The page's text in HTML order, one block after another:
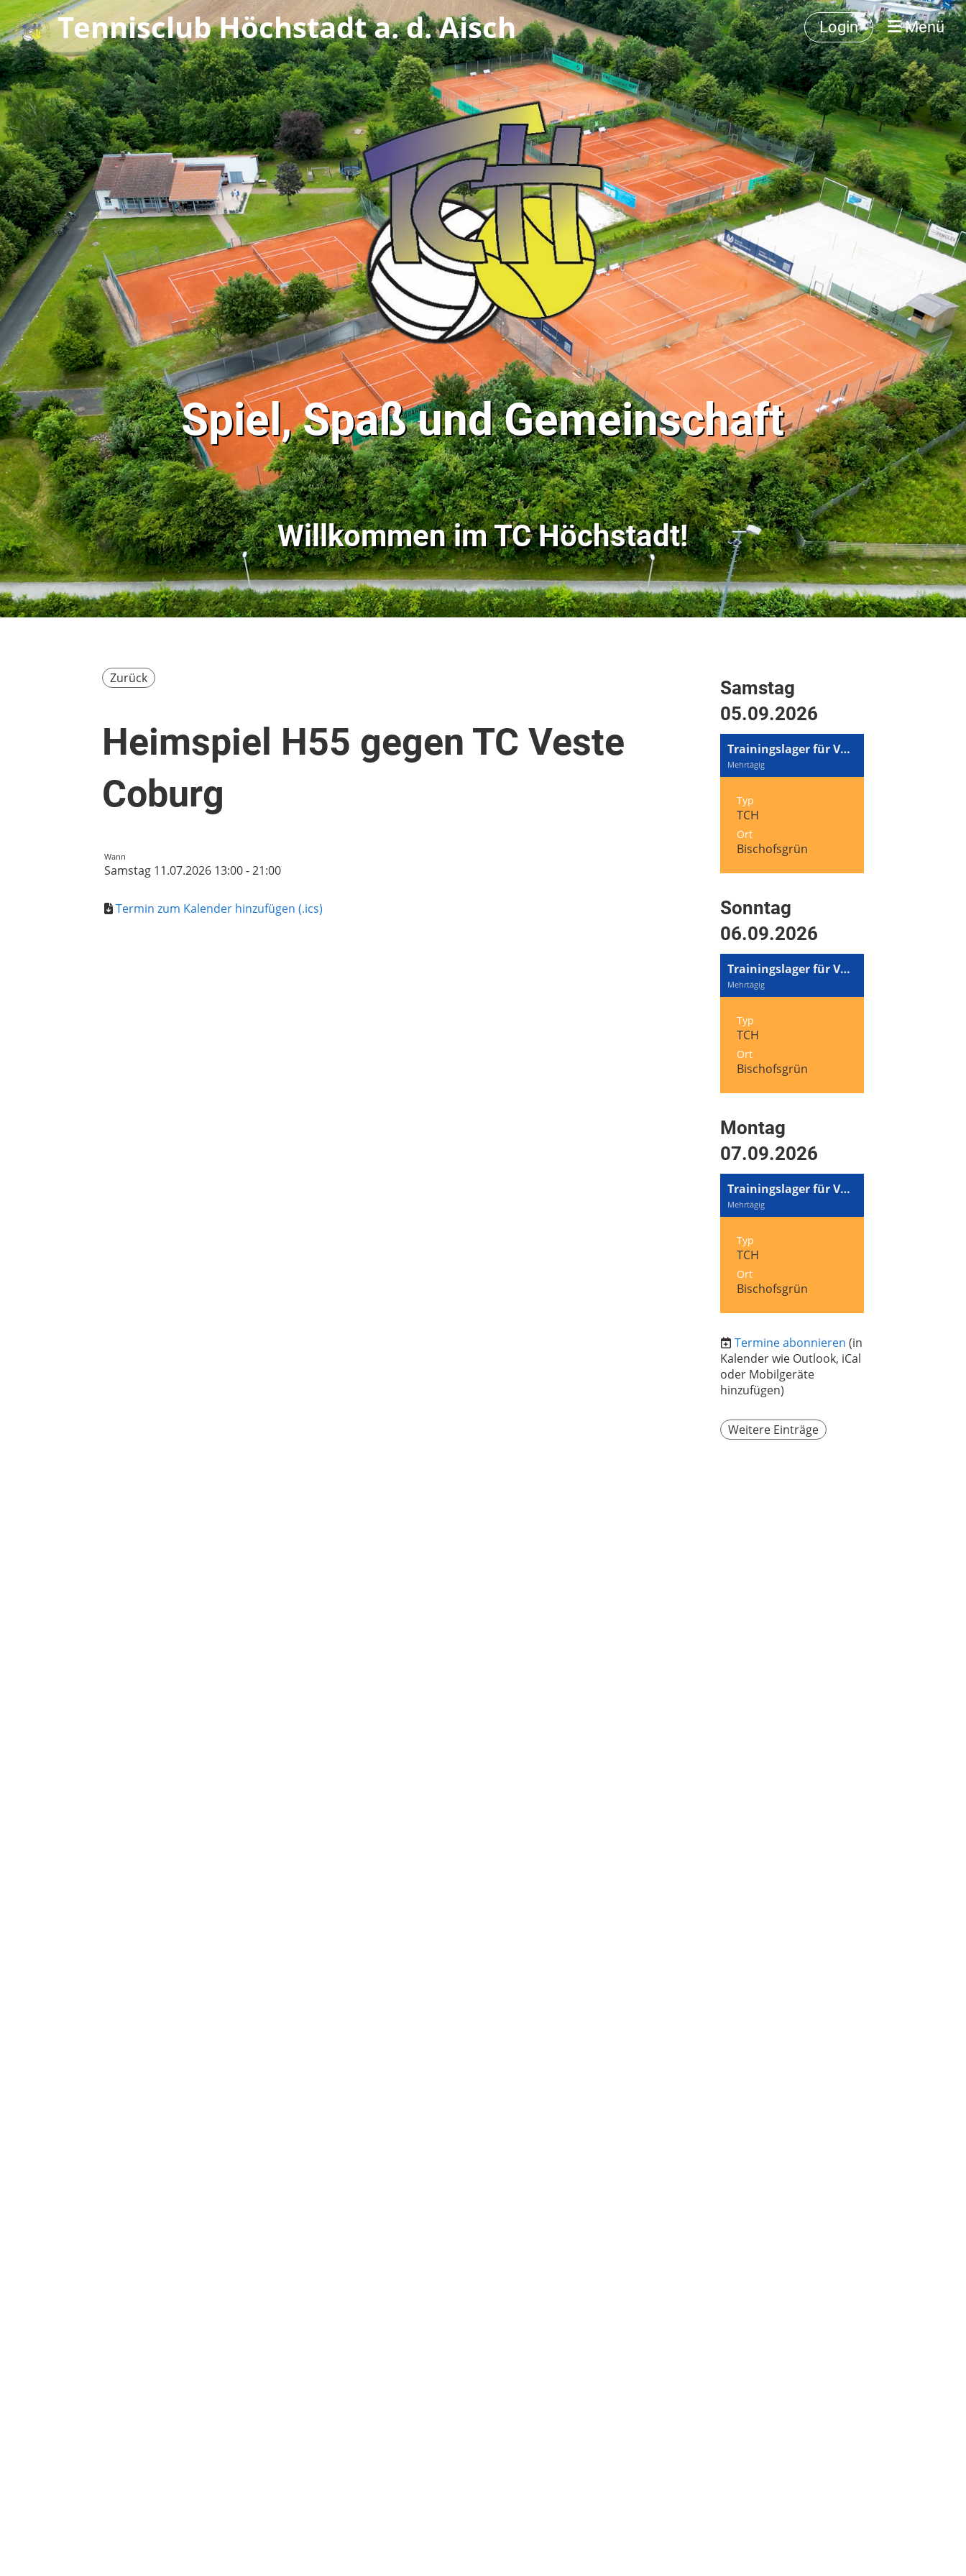
Tennisclub Höchstadt a. d. Aisch Login Menü
Spiel, Spaß und Gemeinschaft
Willkommen imTC Höchstadt!
Zurück
Heimspiel H55 gegen TC Veste
Coburg
Wann
Samstag 11.07.2026 13:00 - 21:00
Termin zum Kalender hinzufügen (.ics)
Samstag
05.09.2026
Trainingslager für Volleyball und Tennis
Mehrtägig
Typ
TCH
Ort
Bischofsgrün
Sonntag
06.09.2026
Trainingslager für Volleyball und Tennis
Mehrtägig
Typ
TCH
Ort
Bischofsgrün
Montag
07.09.2026
Trainingslager für Volleyball und Tennis
Mehrtägig
Typ
TCH
Ort
Bischofsgrün
Termine abonnieren (in
Kalender wie Outlook, iCal
oder Mobilgeräte
hinzufügen)
Weitere Einträge